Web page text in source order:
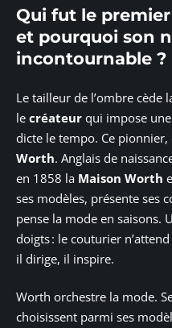
Qui fut le
et pourquoi son
incontournable ?
Le tailleur de l’ombre cède
le créateur qui impose
dicte le tempo. Ce pionnier,
Worth. Anglais de
en 1858 la Maison Worth
ses modèles, présente ses
pense la mode en saisons.
doigts : le couturier
il dirige, il inspire.
Worth orchestre la mode.
choisissent parmi ses